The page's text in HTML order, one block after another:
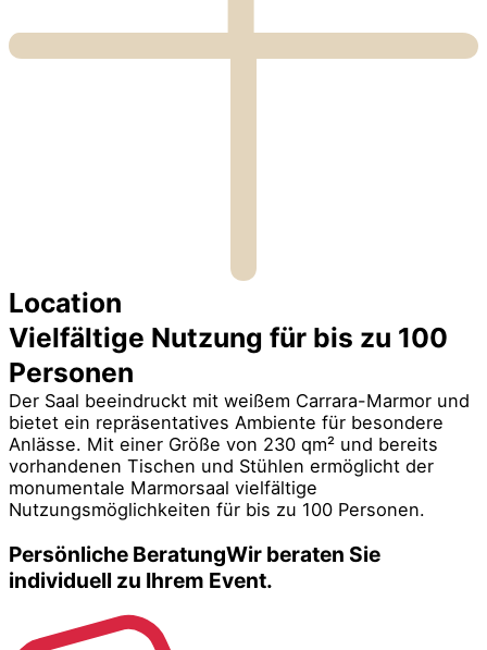
Location
Vielfältige Nutzung für bis zu 100
Personen
Der Saal beeindruckt mit weißem Carrara-Marmor und
bietet ein repräsentatives Ambiente für besondere
Anlässe. Mit einer Größe von 230 qm² und bereits
vorhandenen Tischen und Stühlen ermöglicht der
monumentale Marmorsaal vielfältige
Nutzungsmöglichkeiten für bis zu 100 Personen.
Persönliche BeratungWir beraten Sie
individuell zu Ihrem Event.